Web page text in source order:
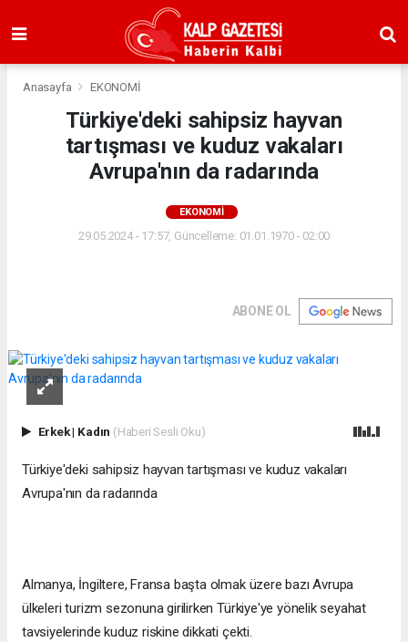
Anasayfa EKONOMİ
Türkiye'deki sahipsiz hayvan
tartışması ve kuduz vakaları
Avrupa'nın da radarında
EKONOMİ
29.05.2024 - 17:57, Güncelleme: 01.01.1970 - 02:00
ABONE OL
Erkek| Kadın (Haberi Sesli Oku)
Türkiye'deki sahipsiz hayvan tartışması ve kuduz vakaları
Avrupa'nın da radarında
Almanya, İngiltere, Fransa başta olmak üzere bazı Avrupa
ülkeleri turizm sezonuna girilirken Türkiye'ye yönelik seyahat
tavsiyelerinde kuduz riskine dikkati çekti.